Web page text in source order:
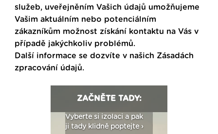
služeb, uveřejněním Vašich údajů umožňujeme
Vašim aktuálním nebo potenciálním
zákazníkům možnost získání kontaktu na Vás v
případě jakýchkoliv problémů.
Další informace se dozvíte v našich Zásadách
zpracování údajů.
ZAČNĚTE TADY:
Vyberte si izolaci a pak
ji tady klidně poptejte ›